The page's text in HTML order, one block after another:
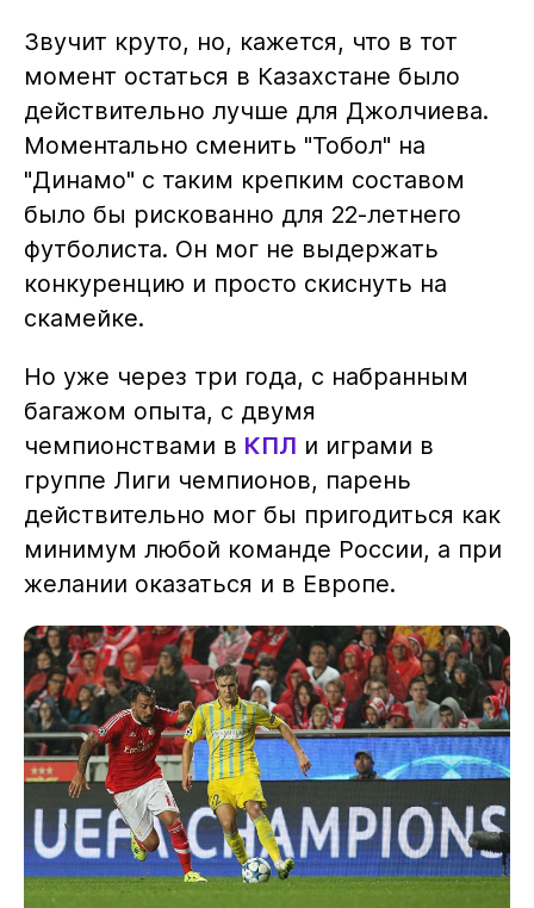
Звучит круто, но, кажется, что в тот
момент остаться в Казахстане было
действительно лучше для Джолчиева.
Моментально сменить "Тобол" на
"Динамо" с таким крепким составом
было бы рискованно для 22-летнего
футболиста. Он мог не выдержать
конкуренцию и просто скиснуть на
скамейке.
Но уже через три года, с набранным
багажом опыта, с двумя
чемпионствами в КПЛ и играми в
группе Лиги чемпионов, парень
действительно мог бы пригодиться как
минимум любой команде России, а при
желании оказаться и в Европе.